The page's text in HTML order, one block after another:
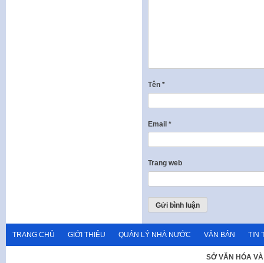
Tên *
Email *
Trang web
TRANG CHỦ GIỚI THIỆU QUẢN LÝ NHÀ NƯỚC VĂN BẢN TIN
SỞ VĂN HÓA